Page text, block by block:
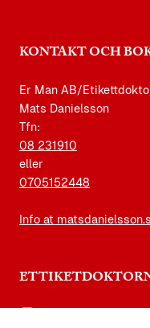
KONTAKT OCH
Er Man AB/
Mats Danielsson
Tfn:
08 231910
eller
0705152448
Info at